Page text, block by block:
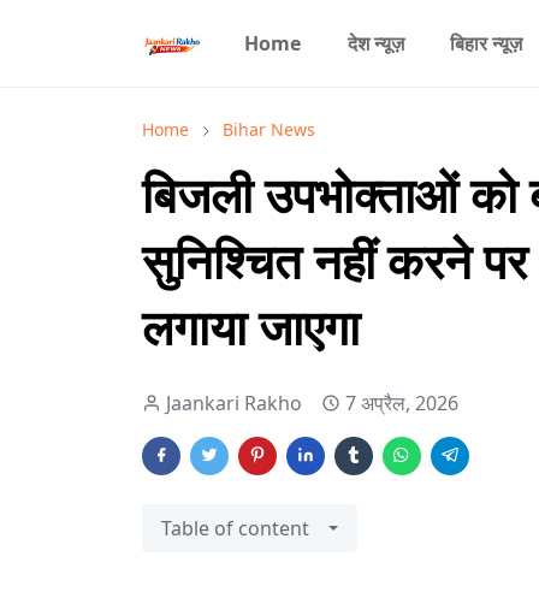
Home देश न्यूज़ बिहार न्यूज़
Home Bihar News
बिजली उपभोक्ताओं को
सुनिश्चित नहीं करने पर
लगाया जाएगा
Jaankari Rakho 7 अप्रैल, 2026
Table of content